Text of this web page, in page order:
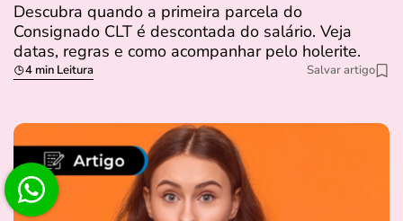
Descubra quando a primeira parcela do
Consignado CLT é descontada do salário. Veja
datas, regras e como acompanhar pelo holerite.
4 min Leitura Salvar artigo